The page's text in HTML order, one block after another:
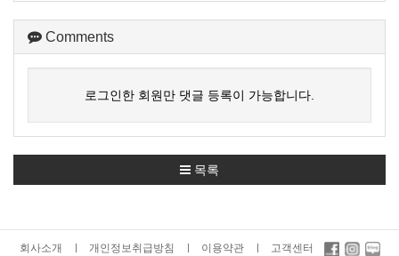
Comments
로그인한 회원만 댓글 등록이 가능합니다.
목록
회사소개 개인정보취급방침 이용약관 고객센터